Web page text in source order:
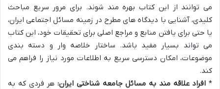
می توانند از این کتاب بهره مند شوند. برای مرور سریع مباحث
کلیدی، آشنایی با دیدگاه های مطرح در زمینه مسائل اجتماعی ایران،
یا حتی برای یافتن منابع و مراجع اصلی برای تحقیقات خود، این کتاب
می تواند بسیار مفید باشد. ساختار خلاصه وار و دسته بندی
موضوعات، امکان دسترسی سریع به اطلاعات مورد نیاز را فراهم می
کند.
* افراد علاقه مند به مسائل جامعه شناختی ایران: هر فردی که به